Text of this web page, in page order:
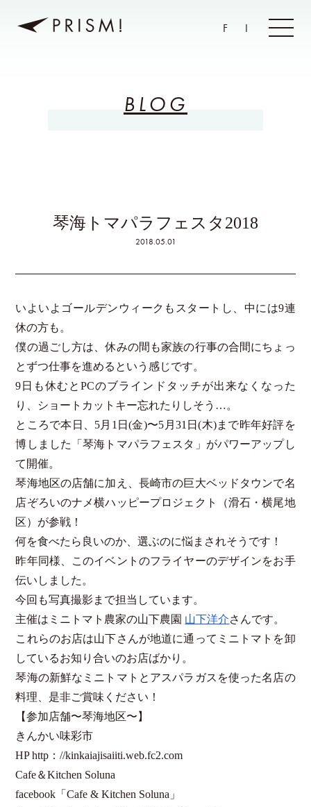
F I
BLOG
琴海トマパラフェスタ2018
2018.05.01
いよいよゴールデンウィークもスタートし、中には9連
休の方も。
僕の過ごし方は、休みの間も家族の行事の合間にちょっ
とずつ仕事を進めるという感じです。
9日も休むとPCのブラインドタッチが出来なくなった
り、ショートカットキー忘れたりしそう…。
ところで本日、5月1日(金)〜5月31日(木)まで昨年好評を
博しました「琴海トマパラフェスタ」がパワーアップし
て開催。
琴海地区の店舗に加え、長崎市の巨大ベッドタウンで名
店ぞろいのナメ横ハッピープロジェクト（滑石・横尾地
区）が参戦！
何を食べたら良いのか、選ぶのに悩まされそうです！
昨年同様、このイベントのフライヤーのデザインをお手
伝いしました。
今回も写真撮影まで担当しています。
主催はミニトマト農家の山下農園 山下洋介さんです。
これらのお店は山下さんが地道に通ってミニトマトを卸
しているお知り合いのお店ばかり。
琴海の新鮮なミニトマトとアスパラガスを使った名店の
料理、是非ご賞味ください！
【参加店舗〜琴海地区〜】
きんかい味彩市
HP http：//kinkaiajisaiiti.web.fc2.com
Cafe＆Kitchen Soluna
facebook「Cafe & Kitchen Soluna」